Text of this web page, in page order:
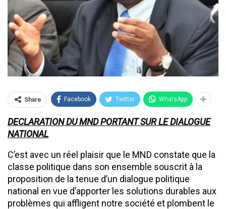
Share Facebook Twitter WhatsApp
DECLARATION DU MND PORTANT SUR LE DIALOGUE
NATIONAL
C’est avec un réel plaisir que le MND constate que la
classe politique dans son ensemble souscrit à la
proposition de la tenue d’un dialogue politique
national en vue d’apporter les solutions durables aux
problèmes qui affligent notre société et plombent le